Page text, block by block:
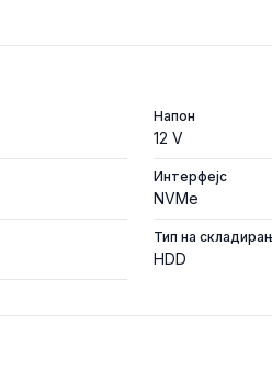
Напон
12 V
Интерфејс
NVMe
Тип на
HDD